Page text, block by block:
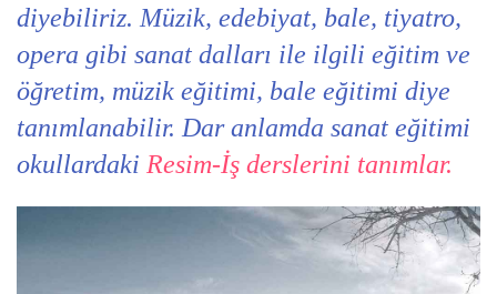
diyebiliriz. Müzik, edebiyat, bale, tiyatro,
opera gibi sanat dalları ile ilgili eğitim ve
öğretim, müzik eğitimi, bale eğitimi diye
tanımlanabilir. Dar anlamda sanat eğitimi
okullardaki Resim-İş derslerini tanımlar.